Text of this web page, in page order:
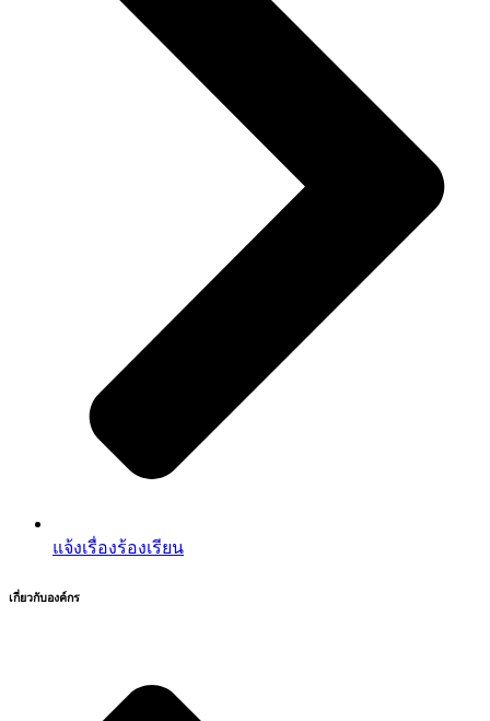
แจ้งเรื่องร้องเรียน
เกี่ยวกับองค์กร